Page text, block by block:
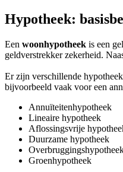
Hypotheek:
Een woonhypotheek is een
geldverstrekker zekerheid.
Er zijn verschillende
bijvoorbeeld vaak voor een
Annuïteitenhypotheek
Lineaire hypotheek
Aflossingsvrije
Duurzame hypotheek
Groenhypotheek